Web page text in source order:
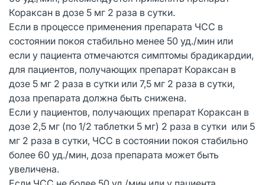
Кораксан в дозе 5 мг 2 раза в сутки.
Если в процессе применения препарата ЧСС в
состоянии покоя стабильно менее 50 уд./мин или
если у пациента отмечаются симптомы брадикардии,
для пациентов, получающих препарат Кораксан в
дозе 5 мг 2 раза в сутки или 7,5 мг 2 раза в сутки,
доза препарата должна быть снижена.
Если у пациентов, получающих препарат Кораксан в
дозе 2,5 мг (по 1/2 таблетки 5 мг) 2 раза в сутки или 5
мг 2 раза в сутки, ЧСС в состоянии покоя стабильно
более 60 уд./мин, доза препарата может быть
увеличена.